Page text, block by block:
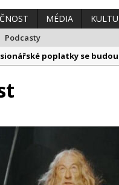
MÉDIA
Podcasty
poplatky se
drahý! Pokuta za
se začíná otřásat země a